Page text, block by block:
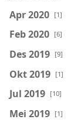
Apr 2020 [1]
Feb 2020 [6]
Des 2019 [9]
Okt 2019 [1]
Jul 2019 [10]
Mei 2019 [1]